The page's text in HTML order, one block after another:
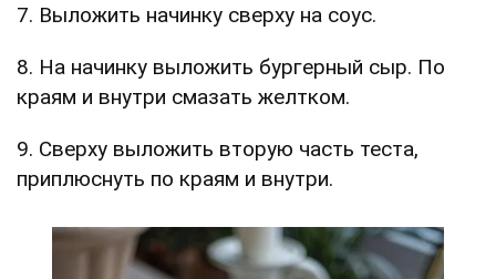
7. Выложить начинку сверху на соус.
8. На начинку выложить бургерный сыр. По
краям и внутри смазать желтком.
9. Сверху выложить вторую часть теста,
приплюснуть по краям и внутри.